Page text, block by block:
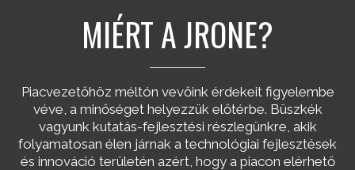
MIÉRT A JRONE?
Piacvezetőhöz méltón vevőink érdekeit figyelembe
véve, a minőséget helyezzük előtérbe. Büszkék
vagyunk kutatás-fejlesztési részlegünkre, akik
folyamatosan élen járnak a technológiai fejlesztések
és innováció területén azért, hogy a piacon elérhető